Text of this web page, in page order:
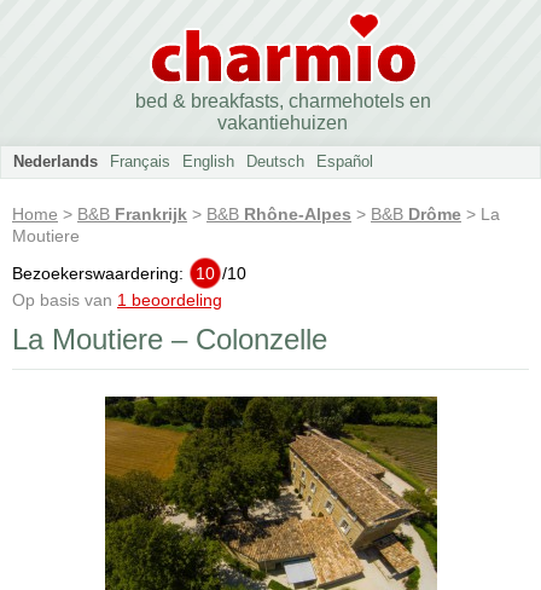
bed & breakfasts, charmehotels en
vakantiehuizen
Nederlands Français English Deutsch Español
Home > B&B Frankrijk > B&B Rhône-Alpes > B&B Drôme > La
Moutiere
Bezoekerswaardering:
10 /10
Op basis van 1 beoordeling
La Moutiere – Colonzelle